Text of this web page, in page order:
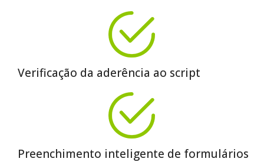
Verificação da aderência ao script
Preenchimento inteligente de formulários